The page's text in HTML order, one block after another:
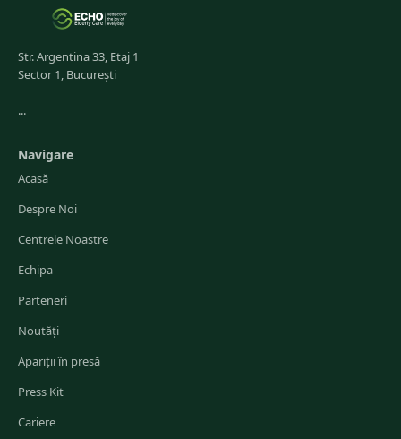
Str. Argentina 33, Etaj 1
Sector 1, București
...
Navigare
Acasă
Despre Noi
Centrele Noastre
Echipa
Parteneri
Noutăți
Apariții în presă
Press Kit
Cariere